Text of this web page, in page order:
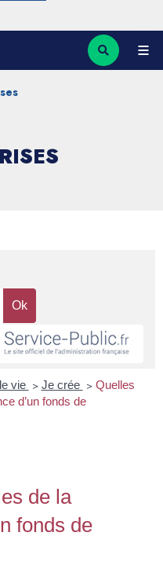
vie > Je crée > Quelles
d’un fonds de
de la
fonds de